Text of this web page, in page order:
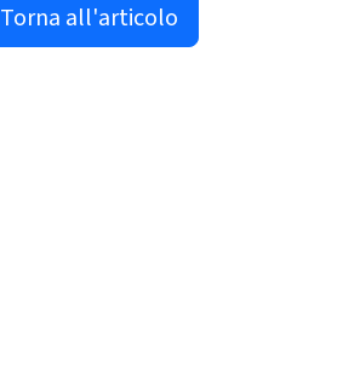
Torna all'articolo